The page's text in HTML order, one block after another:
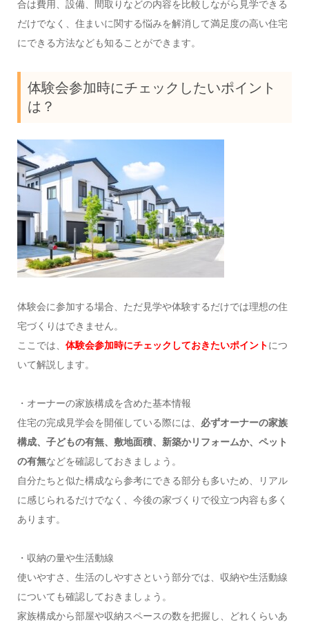
合は費用、設備、間取りなどの内容を比較しながら見学できる
だけでなく、住まいに関する悩みを解消して満足度の高い住宅
にできる方法なども知ることができます。
体験会参加時にチェックしたいポイント
は？
体験会に参加する場合、ただ見学や体験するだけでは理想の住
宅づくりはできません。
ここでは、 体験会参加時にチェックしておきたいポイントにつ
いて解説します。
・オーナーの家族構成を含めた基本情報
住宅の完成見学会を開催している際には、 必ずオーナーの家族
構成、子どもの有無、敷地面積、新築かリフォームか、ペット
の有無などを確認しておきましょう。
自分たちと似た構成なら参考にできる部分も多いため、リアル
に感じられるだけでなく、今後の家づくりで役立つ内容も多く
あります。
・収納の量や生活動線
使いやすさ、生活のしやすさという部分では、収納や生活動線
についても確認しておきましょう。
家族構成から部屋や収納スペースの数を把握し、どれくらいあ